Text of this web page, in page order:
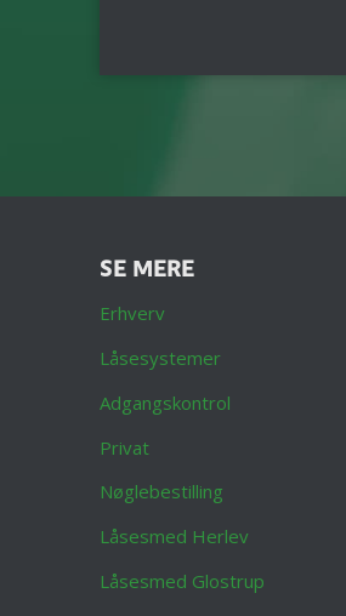
SE MERE
Erhverv
Låsesystemer
Adgangskontrol
Privat
Nøglebestilling
Låsesmed Herlev
Låsesmed Glostrup